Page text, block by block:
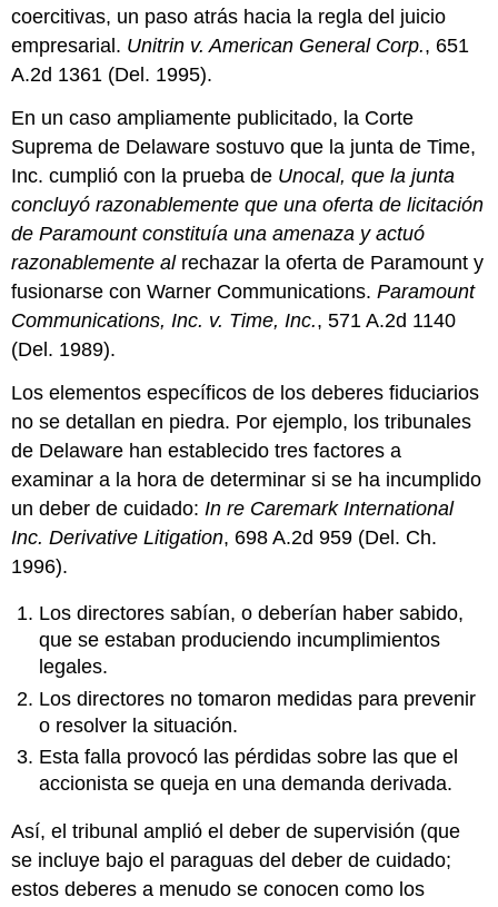
coercitivas, un paso atrás hacia la regla del juicio
empresarial. Unitrin v. American General Corp., 651
A.2d 1361 (Del. 1995).
En un caso ampliamente publicitado, la Corte
Suprema de Delaware sostuvo que la junta de Time,
Inc. cumplió con la prueba de Unocal, que la junta
concluyó razonablemente que una oferta de licitación
de Paramount constituía una amenaza y actuó
razonablemente alrechazar la oferta de Paramount y
fusionarse con Warner Communications.Paramount
Communications, Inc. v. Time, Inc., 571 A.2d 1140
(Del. 1989).
Los elementos específicos de los deberes fiduciarios
no se detallan en piedra. Por ejemplo, los tribunales
de Delaware han establecido tres factores a
examinar a la hora de determinar si se ha incumplido
un deber de cuidado: In re Caremark International
Inc. Derivative Litigation, 698 A.2d 959 (Del. Ch.
1996).
Los directores sabían, o deberían haber sabido,
que se estaban produciendo incumplimientos
legales.
Los directores no tomaron medidas para prevenir
o resolver la situación.
Esta falla provocó las pérdidas sobre las que el
accionista se queja en una demanda derivada.
Así, el tribunal amplió el deber de supervisión (que
se incluye bajo el paraguas del deber de cuidado;
estos deberes a menudo se conocen como los